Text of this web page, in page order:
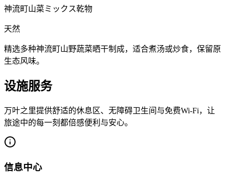
神流町山菜ミックス乾物
天然
精选多种神流町山野蔬菜晒干制成，适合煮汤或炒食，保留原
生态风味。
设施服务
万叶之里提供舒适的休息区、无障碍卫生间与免费Wi-Fi，让
旅途中的每一刻都倍感便利与安心。
信息中心